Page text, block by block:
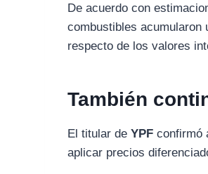
De acuerdo con
combustibles
respecto de los valores
También
El titular deYPF confirmó
aplicar precios